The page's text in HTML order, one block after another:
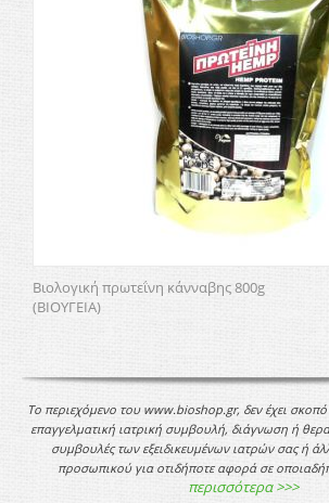
Βιολογική πρωτεΐνη κάνναβης 800g
(ΒΙΟΥΓΕΙΑ)
Το περιεχόμενο του www.bioshop.gr, δεν έχει σκοπό
επαγγελματική ιατρική συμβουλή, διάγνωση ή
συμβουλές των εξειδικευμένων ιατρών σας ή
προσωπικού για οτιδήποτε αφορά σε
περισσότερα >>>